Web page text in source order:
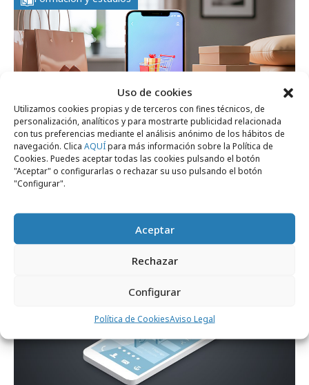
Uso de cookies
Utilizamos cookies propias y de terceros con fines técnicos, de
personalización, analíticos y para mostrarte publicidad relacionada
con tus preferencias mediante el análisis anónimo de los hábitos de
navegación. Clica AQUÍpara más información sobre la Política de
Cookies. Puedes aceptar todas las cookies pulsando el botón
"Aceptar" o configurarlas o rechazar su uso pulsando el botón
"Configurar".
Aceptar
Rechazar
Configurar
Política de CookiesAviso Legal
jueves, 18 de diciembre 2025
El 90% de los consumidores adelanta sus
Formación y estudios